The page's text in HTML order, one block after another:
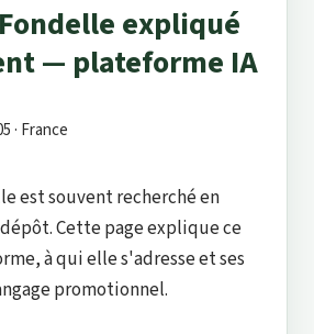
expliqué
— plateforme IA
· France
est souvent recherché en
Cette page explique ce
à qui elle s'adresse et ses
promotionnel.